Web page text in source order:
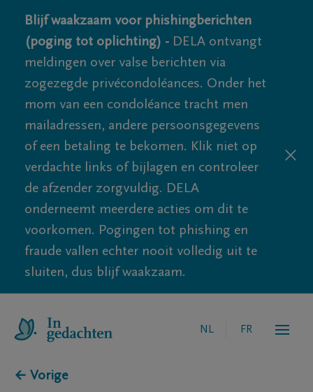
Blijf waakzaam voor phishingberichten
(poging tot oplichting) - DELA ontvangt
meldingen over valse berichten via
zogezegde privécondoléances. Onder het
mom van een condoléance tracht men
mailadressen, andere persoonsgegevens
of een betaling te bekomen. Klik niet op
verdachte links of bijlagen en controleer
de afzender zorgvuldig. DELA
onderneemt meerdere acties om dit te
voorkomen. Pogingen tot phishing en
fraude vallen echter nooit volledig uit te
sluiten, dus blijf waakzaam.
NL FR
← Vorige